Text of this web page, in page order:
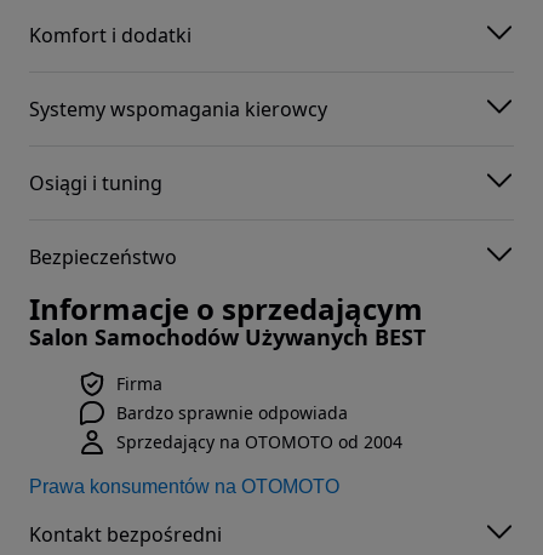
Komfort i dodatki
Systemy wspomagania kierowcy
Osiągi i tuning
Bezpieczeństwo
Informacje o sprzedającym
Salon Samochodów Używanych BEST
Firma
Bardzo sprawnie odpowiada
Sprzedający na OTOMOTO od 2004
Prawa konsumentów na OTOMOTO
Kontakt bezpośredni